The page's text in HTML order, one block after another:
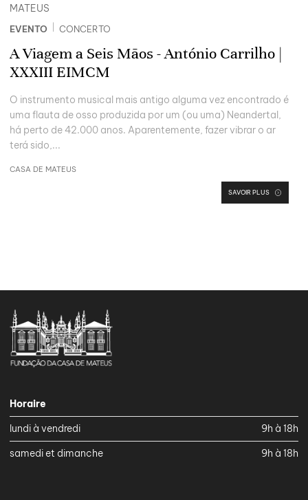
EVENTO CONCERTO
A Viagem a Seis Mãos - António Carrilho |
XXXIII EIMCM
O instrumento musical mais antigo alguma vez encontrado é
uma flauta de osso produzida por um (ou uma) Neandertal,
há perto de 42.000 anos. Aparentemente, fazer vibrar o ar
terá sido,...
CASA DE MATEUS
SAVOIR PLUS
MATEUS
Horaire
lundi à vendredi
9h à 18h
samedi et dimanche
9h à 18h